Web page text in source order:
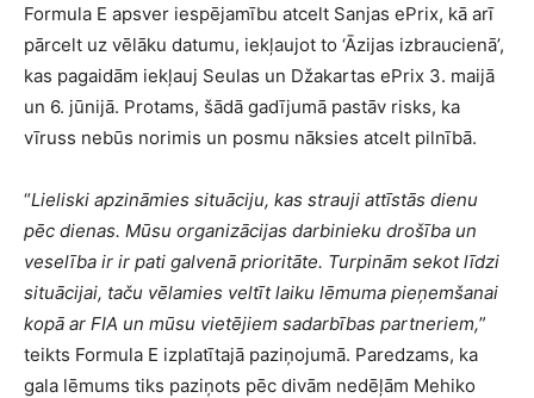
Formula E apsver iespējamību atcelt Sanjas ePrix, kā arī
pārcelt uz vēlāku datumu, iekļaujot to ‘Āzijas izbraucienā’,
kas pagaidām iekļauj Seulas un Džakartas ePrix 3. maijā
un 6. jūnijā. Protams, šādā gadījumā pastāv risks, ka
vīruss nebūs norimis un posmu nāksies atcelt pilnībā.
“Lieliski apzināmies situāciju, kas strauji attīstās dienu
pēc dienas. Mūsu organizācijas darbinieku drošība un
veselība ir ir pati galvenā prioritāte. Turpinām sekot līdzi
situācijai, taču vēlamies veltīt laiku lēmuma pieņemšanai
kopā ar FIA un mūsu vietējiem sadarbības partneriem,”
teikts Formula E izplatītajā paziņojumā. Paredzams, ka
gala lēmums tiks paziņots pēc divām nedēļām Mehiko